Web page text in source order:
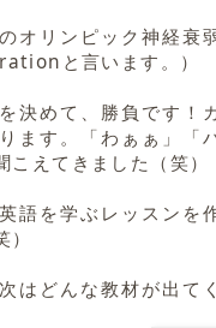
オリンピック神経衰
と言います。）
決めて、勝負です！
ます。「わぁぁ」「
えてきました（笑）
語を学ぶレッスンを
はどんな教材が出て